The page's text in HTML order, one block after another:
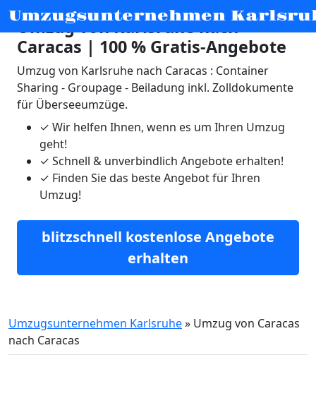
Umzugsunternehmen
Umzug von Karlsruhe nach
Caracas | 100 % Gratis-Angebote
Umzug von Karlsruhe nach Caracas : Container
Sharing - Groupage - Beiladung inkl. Zolldokumente
für Überseeumzüge.
✓ Wir helfen Ihnen, wenn es um Ihren Umzug
geht!
✓ Schnell & unverbindlich Angebote erhalten!
✓ Finden Sie das beste Angebot für Ihren
Umzug!
blitzschnell kostenlose Angebote
erhalten
Umzugsunternehmen Karlsruhe» Umzug von Caracas
nach Caracas